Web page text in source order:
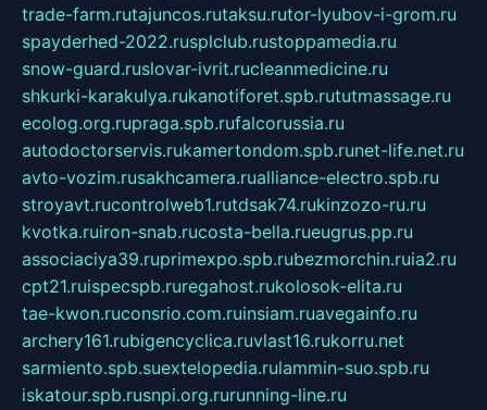
trade-farm.rutajuncos.rutaksu.rutor-lyubov-i-grom.ru
spayderhed-2022.rusplclub.rustoppamedia.ru
snow-guard.ruslovar-ivrit.rucleanmedicine.ru
shkurki-karakulya.rukanotiforet.spb.rututmassage.ru
ecolog.org.rupraga.spb.rufalcorussia.ru
autodoctorservis.rukamertondom.spb.runet-life.net.ru
avto-vozim.rusakhcamera.rualliance-electro.spb.ru
stroyavt.rucontrolweb1.rutdsak74.rukinzozo-ru.ru
kvotka.ruiron-snab.rucosta-bella.rueugrus.pp.ru
associaciya39.ruprimexpo.spb.rubezmorchin.ruia2.ru
cpt21.ruispecspb.ruregahost.rukolosok-elita.ru
tae-kwon.ruconsrio.com.ruinsiam.ruavegainfo.ru
archery161.rubigencyclica.ruvlast16.rukorru.net
sarmiento.spb.suextelopedia.rulammin-suo.spb.ru
iskatour.spb.rusnpi.org.rurunning-line.ru